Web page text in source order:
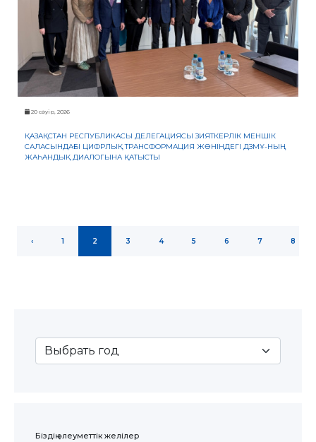
20 сәуір, 2026
ҚАЗАҚСТАН РЕСПУБЛИКАСЫ ДЕЛЕГАЦИЯСЫ ЗИЯТКЕРЛІК МЕНШІК
САЛАСЫНДАҒЫ ЦИФРЛЫҚ ТРАНСФОРМАЦИЯ ЖӨНІНДЕГІ ДЗМҰ-НЫҢ
ЖАҺАНДЫҚ ДИАЛОГЫНА ҚАТЫСТЫ
‹ 1 2 3 4 5 6 7 8
Біздің әлеуметтік желілер